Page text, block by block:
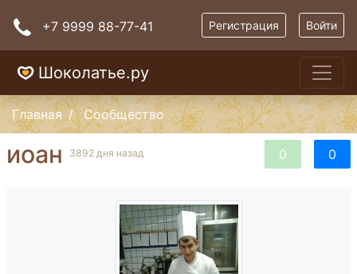
+7 9999 88-77-41 Регистрация Войти
Шоколатье.ру
Главная Сообщество
0 0
иоан 3892 дня назад